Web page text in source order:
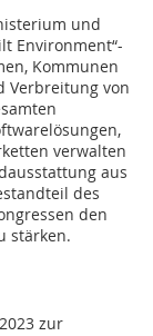
und
Environment“-
Kommunen
Verbreitung von
verwalten
aus
des
den
stärken.
zur